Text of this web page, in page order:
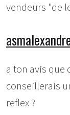
vendeurs "de
a ton avis que
conseillerais
reflex ?